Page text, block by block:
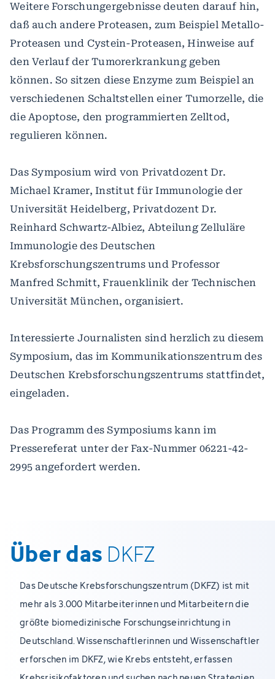
Weitere Forschungergebnisse deuten darauf hin,
daß auch andere Proteasen, zum Beispiel Metallo-
Proteasen und Cystein-Proteasen, Hinweise auf
den Verlauf der Tumorerkrankung geben
können. So sitzen diese Enzyme zum Beispiel an
verschiedenen Schaltstellen einer Tumorzelle, die
die Apoptose, den programmierten Zelltod,
regulieren können.
Das Symposium wird von Privatdozent Dr.
Michael Kramer, Institut für Immunologie der
Universität Heidelberg, Privatdozent Dr.
Reinhard Schwartz-Albiez, Abteilung Zelluläre
Immunologie des Deutschen
Krebsforschungszentrums und Professor
Manfred Schmitt, Frauenklinik der Technischen
Universität München, organisiert.
Interessierte Journalisten sind herzlich zu diesem
Symposium, das im Kommunikationszentrum des
Deutschen Krebsforschungszentrums stattfindet,
eingeladen.
Das Programm des Symposiums kann im
Pressereferat unter der Fax-Nummer 06221-42-
2995 angefordert werden.
Über das DKFZ
Das Deutsche Krebsforschungszentrum (DKFZ) ist mit
mehr als 3.000 Mitarbeiterinnen und Mitarbeitern die
größte biomedizinische Forschungseinrichtung in
Deutschland. Wissenschaftlerinnen und Wissenschaftler
erforschen im DKFZ, wie Krebs entsteht, erfassen